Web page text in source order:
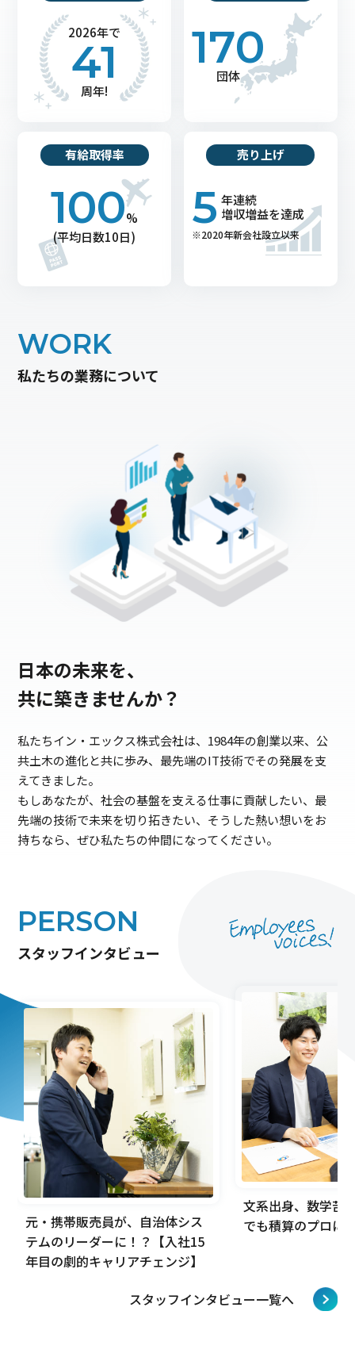
2026年で
41
周年!
170
団体
有給取得率
100%
(平均日数10日)
売り上げ
5 年連続
増収増益を達成
※2020年新会社設立以来
WORK
私たちの業務について
日本の未来を、
共に築きませんか？
私たちイン・エックス株式会社は、1984年の創業以来、公
共土木の進化と共に歩み、最先端のIT技術でその発展を支
えてきました。
もしあなたが、社会の基盤を支える仕事に貢献したい、最
先端の技術で未来を切り拓きたい、そうした熱い想いをお
持ちなら、ぜひ私たちの仲間になってください。
PERSON
スタッフインタビュー
元・携帯販売員が、自治体シス
テムのリーダーに！？【入社15
年目の劇的キャリアチェンジ】
文系出身、数学苦
でも積算のプロに
スタッフインタビュー一覧へ